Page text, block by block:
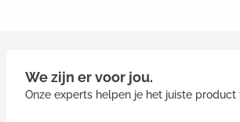
We zijn er voor jou.
Onze experts helpen je het juiste product